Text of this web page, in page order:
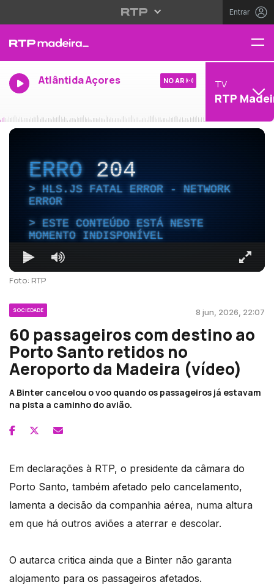
Entrar
Atlântida Açores NO AR TV
RTP
ERRO204
HLS.JS FATAL ERROR - NETWORK
ERROR
ESTE CONTEÚDO ESTÁ NESTE
MOMENTO INDISPONÍVEL
Foto: RTP
SOCIEDADE 8 jun, 2026, 22:07
60 passageiros com destino ao
Porto Santo retidos no
Aeroporto da Madeira (vídeo)
A Binter cancelou o voo quando os passageiros já estavam
na pista a caminho do avião.
Em declarações à RTP, o presidente da câmara do
Porto Santo, também afetado pelo cancelamento,
lamenta a decisão da companhia aérea, numa altura
em que há outros aviões a aterrar e descolar.
O autarca critica ainda que a Binter não garanta
alojamento para os passageiros afetados.